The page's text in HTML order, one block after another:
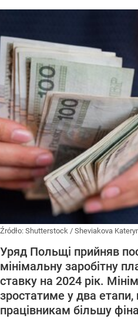
Źródło: Shutterstock / Sheviakova
Уряд Польщі прийняв
мінімальну заробітну
ставку на 2024 рік.
зростатиме у два
працівникам більшу